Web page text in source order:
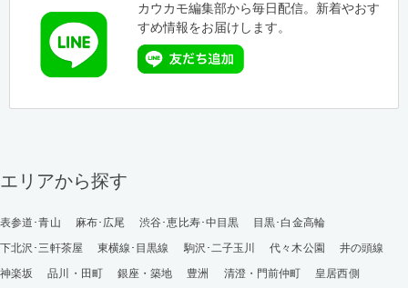
カウカモ編集部から毎日配信。新着やおす
すめ情報をお届けします。
エリアから探す
表参道･青山 麻布･広尾 渋谷･恵比寿･中目黒
目黒･白金高輪
下北沢･三軒茶屋
東横線･目黒線 駒沢･二子玉川 代々木公園
井の頭線
神楽坂
品川・田町 銀座・築地 豊洲 清澄・門前仲町
皇居西側